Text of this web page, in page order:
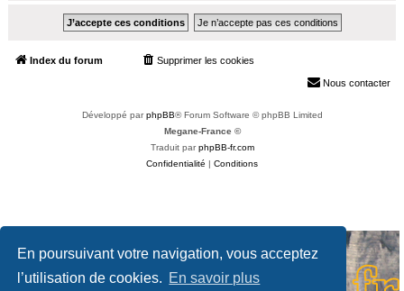
En poursuivant votre navigation, vous acceptez
l’utilisation de cookies. En savoir plus
Index du forum Supprimer les cookies
Nous contacter
Développé parphpBB® Forum Software © phpBB Limited
Megane-France ©
Traduit parphpBB-fr.com
Confidentialité | Conditions